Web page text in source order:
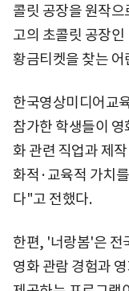
콜릿 공장을 원작
고의 초콜릿 공장
황금티켓을 찾는
한국영상미디어교
참가한 학생들이
화 관련 직업과 제
화적·교육적 가치
다"고 전했다.
한편, '너랑봄'은 전
영화 관람 경험과